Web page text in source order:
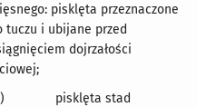
pisklęta przeznaczone
tuczu i ubijane przed
dojrzałości
pisklęta stad